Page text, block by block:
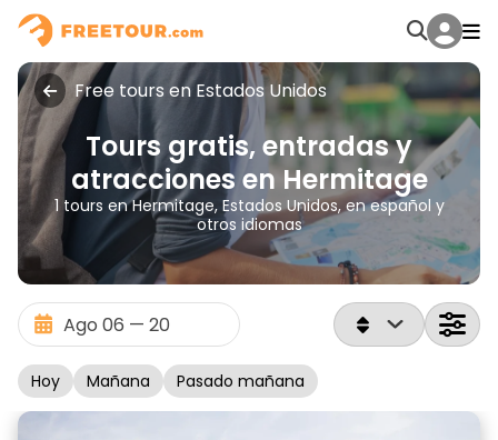
Free tours en Estados Unidos
Tours gratis, entradas y
atracciones en Hermitage
1 tours en Hermitage, Estados Unidos, en español y
otros idiomas
Hoy Mañana Pasado mañana